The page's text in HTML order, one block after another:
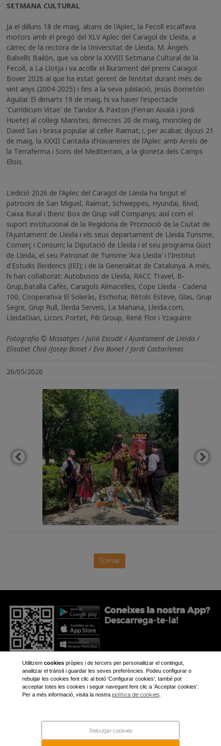
SETMANA CULTURAL
Ja el dilluns 18 de maig, abans de l'Aplec, la Fecoll escalfava
motors amb el pregó del XLV Aplec del Caragol de Lleida, a
càrrec de la rectora de la Universitat de Lleida, M. Àngels
Balsells Bailón, que va obrir la XXVIII Setmana Cultural de la
Fecoll, a La Llotja i va acollir el lliurament del premi Caragol
Bover 2026 al que ha estat gerent de l’entitat durant més de
vint anys (2004-2025) i fins a la seva jubilació, Jesús Bometón
Aguilar. El dimarts 19 de maig, hi va haver l'espectacle
'Currídicum Vitae' de Tandor & Paxton (Ferran Aixalà i Jordi
Huete) al col·legi Maristes; dimecres 20 de maig, monòleg de
David Sas i brasa popular al celler Raimat; i, per acabar, dijous 21
de maig, la XXXII Cantada d’Havaneres de l’Aplec amb Arrels de
la Terraferma i Sons del Mediterrani, a la glorieta dels Camps
Elisis.
L'edició 2026 de l'Aplec del Caragol de Lleida ha tingut el
patrocini de San Miguel, Raimat, Schweppes, Hyundai, Bivid,
Caixa Rural i Iberic Box de Grup vall Companys; així com el
suport institucional de la Regidoria de Promoció de la Ciutat de
l'Ajuntament de Lleida i els seus departament de Lleida Turisme,
Comerç i Consum; la Diputació de Lleida i el seu programa Gust
de Lleida, el seu Patronat de Turisme 'Ara Lleida' i l'Institut
d'Estudis Ilerdencs (IEI); i de la Generalitat de Catalunya. A més,
hi han col·laborat: Autobusos de Lleida, RACC Travel, B-
Grup,Batalla Cafès, Caragols Almacelles, Cope Lleida - Cadena
100, Cooperativa El Soleràs, Eschotur, Rètols Esteve, Glas, Grup
Segre, Grup Rull, Ilerda Serveis, La Mañana, Lleida.com,
LleidaDiari, Licors Portet, Pib Group, René Flor i Yzaguirre.
Fotografia © Missatges / Julià Escudé / Ajuntament de Lleida /
Elisabet Chia /Josep Bonet / Eva Bonet / Jordi Castarlenas
26/05/2026
Tornar
+34 973 281 473
Utilitzem cookiespròpies i de tercers per personalitzar el contingut,
analitzar el trànsit i guardar les seves preferències. Podeu configurar o
rebutjar les cookies fent clic al botó 'Configurar cookies', també pot
acceptar totes les cookies i seguir navegant fent clic a 'Acceptar cookies'.
Per a més informació, visita la nostra política de cookies.
Rebutjar cookies